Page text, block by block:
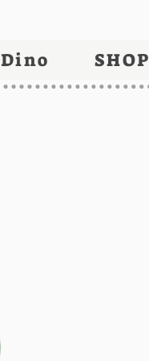
Dino SHOP